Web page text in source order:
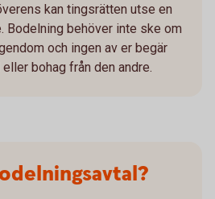
kan tingsrätten utse en
Bodelning behöver inte ske om
och ingen av er begär
bohag från den andre.